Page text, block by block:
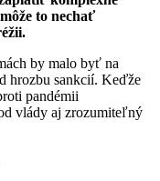
to nechať
by malo byť na
hrozbu sankcií. Keďže
pandémii
vlády aj zrozumiteľný